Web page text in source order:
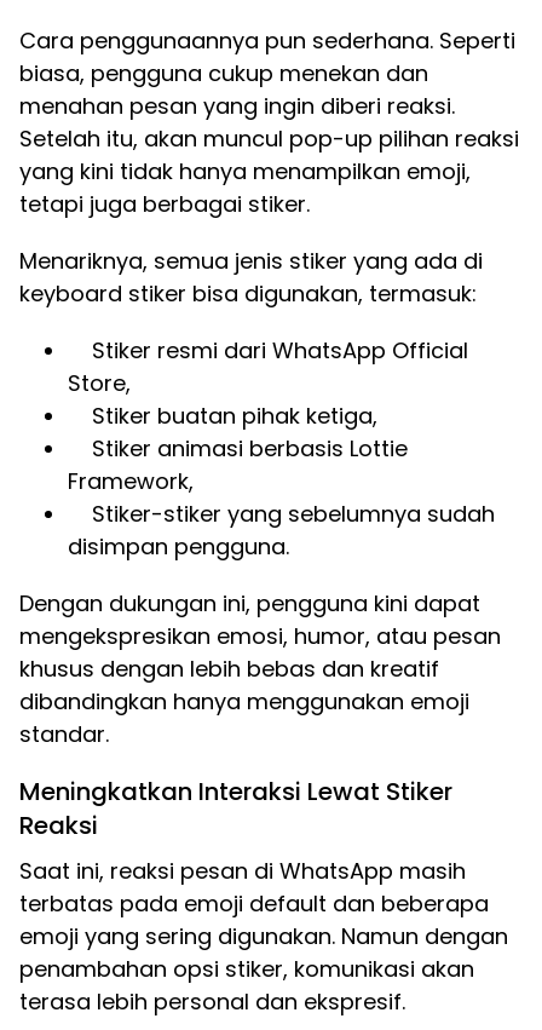
Cara penggunaannya pun sederhana. Seperti
biasa, pengguna cukup menekan dan
menahan pesan yang ingin diberi reaksi.
Setelah itu, akan muncul pop-up pilihan reaksi
yang kini tidak hanya menampilkan emoji,
tetapi juga berbagai stiker.
Menariknya, semua jenis stiker yang ada di
keyboard stiker bisa digunakan, termasuk:
Stiker resmi dari WhatsApp Official
Store,
Stiker buatan pihak ketiga,
Stiker animasi berbasis Lottie
Framework,
Stiker-stiker yang sebelumnya sudah
disimpan pengguna.
Dengan dukungan ini, pengguna kini dapat
mengekspresikan emosi, humor, atau pesan
khusus dengan lebih bebas dan kreatif
dibandingkan hanya menggunakan emoji
standar.
Meningkatkan Interaksi Lewat Stiker
Reaksi
Saat ini, reaksi pesan di WhatsApp masih
terbatas pada emoji default dan beberapa
emoji yang sering digunakan. Namun dengan
penambahan opsi stiker, komunikasi akan
terasa lebih personal dan ekspresif.